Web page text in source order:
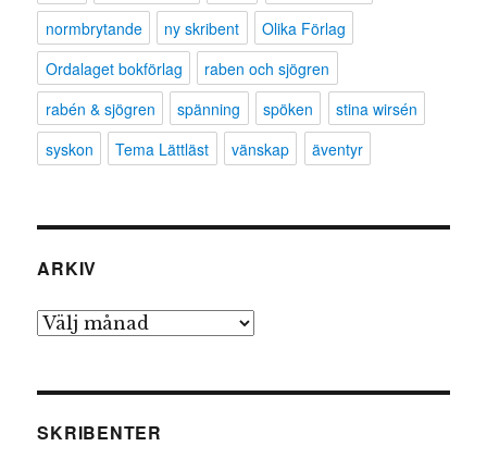
normbrytande
ny skribent
Olika Förlag
Ordalaget bokförlag
raben och sjögren
rabén & sjögren
spänning spöken
stina wirsén
syskon
Tema Lättläst vänskap äventyr
ARKIV
Arkiv
SKRIBENTER